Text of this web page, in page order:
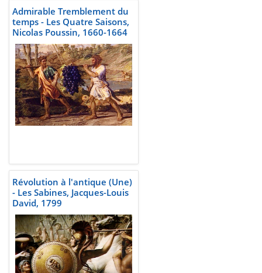
Admirable Tremblement du
temps - Les Quatre Saisons,
Nicolas Poussin, 1660-1664
Révolution à l'antique (Une)
- Les Sabines, Jacques-Louis
David, 1799